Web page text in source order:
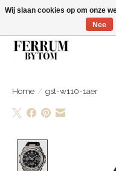
Wij zijn gelsoten van 14 tm 18
Home / gst-w110-1aer
Wij slaan cookies op om onze
Nee